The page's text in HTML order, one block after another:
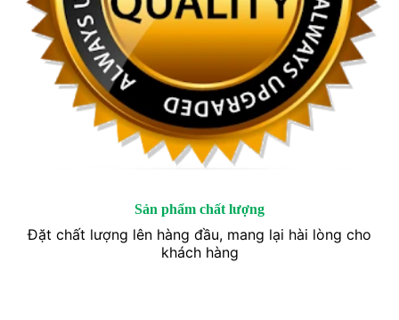
Sản phẩm chất lượng
Đặt chất lượng lên hàng đầu, mang lại hài lòng cho
khách hàng